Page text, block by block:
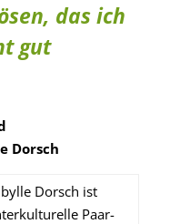
das ich
gut
Dorsch
Dorsch ist
Paar-